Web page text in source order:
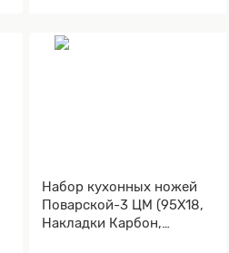
Набор кухонных ножей
Поварской-3 ЦМ (95Х18,
Накладки Карбон,